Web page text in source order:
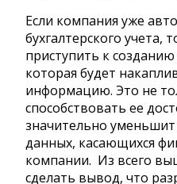
Если компания уже
бухгалтерского учета,
приступить к
которая будет
информацию. Это не
способствовать ее
значительно
данных, касающихся
компании. Из всего
сделать вывод, что